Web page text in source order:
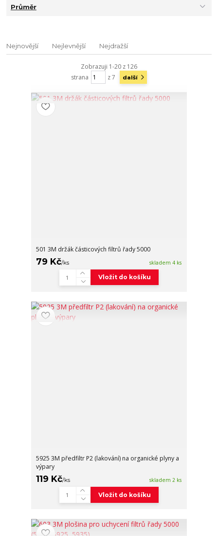
Průměr
Nejnovější Nejlevnější Nejdražší
Zobrazuji 1-20 z 126
strana
z 7 další
501 3M držák částicových filtrů řady 5000
79 Kč/ks skladem 4 ks
Vložit do košíku
5925 3M předfiltr P2 (lakování) na organické plyny a
výpary
119 Kč/ks skladem 2 ks
Vložit do košíku